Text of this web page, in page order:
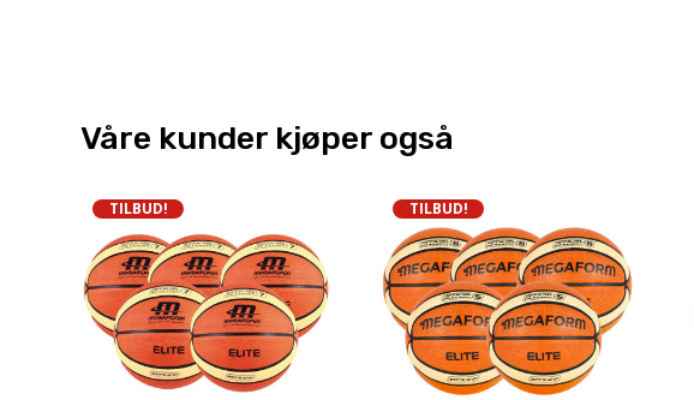
Våre kunder kjøper også
TILBUD! TILBUD!